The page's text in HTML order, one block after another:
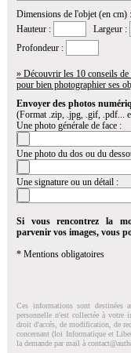
Dimensions de l'objet (en cm) :
Hauteur :
Largeur :
Profondeur :
» Découvrir les 10 conseils de
pour bien photographier ses
Envoyer des photos
(Format .zip, .jpg, .gif, .pdf...
Une photo générale de face :
Une photo du dos ou du
Une signature ou un détail :
Si vous rencontrez la
parvenir vos images, vous
* Mentions obligatoires
Ces informations sont destinées
personnelle n'est collectée à votre
droit d'accés, de modification, de
concernant (loi Informatique et
la demande par mail à